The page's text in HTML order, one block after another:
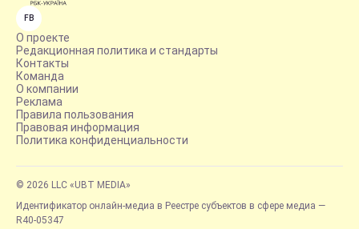
FB
О проекте
Редакционная политика и стандарты
Контакты
Команда
О компании
Реклама
Правила пользования
Правовая информация
Политика конфиденциальности
© 2026 LLC «UBT MEDIA»
Идентификатор онлайн-медиа в Реестре субъектов в сфере медиа —
R40-05347